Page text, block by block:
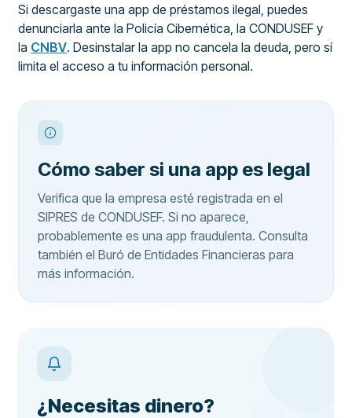
Si descargaste una app de préstamos ilegal, puedes
denunciarla ante la Policía Cibernética, la CONDUSEF y
la CNBV. Desinstalar la app no cancela la deuda, pero sí
limita el acceso a tu información personal.
Cómo saber si una app es legal
Verifica que la empresa esté registrada en el
SIPRES de CONDUSEF. Si no aparece,
probablemente es una app fraudulenta. Consulta
también el Buró de Entidades Financieras para
más información.
¿Necesitas dinero?